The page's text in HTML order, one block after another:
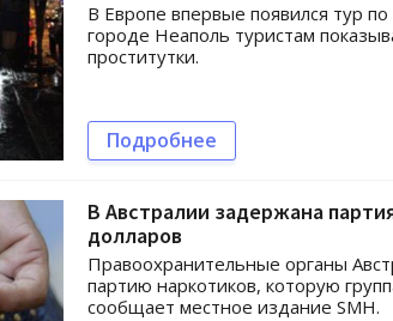
В Европе впервые появился тур
городе Неаполь туристам
проститутки.
Подробнее
В Австралии задержана
долларов
Правоохранительные органы
партию наркотиков, которую
сообщает местное издание SMH.